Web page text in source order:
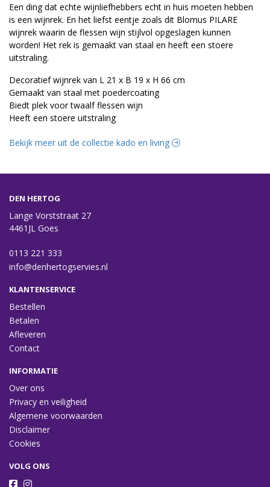
Een ding dat echte wijnliefhebbers echt in huis moeten hebben
is een wijnrek. En het liefst eentje zoals dit Blomus PILARE
wijnrek waarin de flessen wijn stijlvol opgeslagen kunnen
worden! Het rek is gemaakt van staal en heeft een stoere
uitstraling.
Decoratief wijnrek van L 21 x B 19 x H 66 cm
Gemaakt van staal met poedercoating
Biedt plek voor twaalf flessen wijn
Heeft een stoere uitstraling
Bekijk meer uit de collectie kado en living
DEN HERTOG
Lange Vorststraat 27
4461JL Goes
0113 221 333
info@denhertogservies.nl
KLANTENSERVICE
Bestellen
Betalen
Afleveren
Contact
INFORMATIE
Over ons
Privacy en veiligheid
Algemene voorwaarden
Disclaimer
Cookies
VOLG ONS